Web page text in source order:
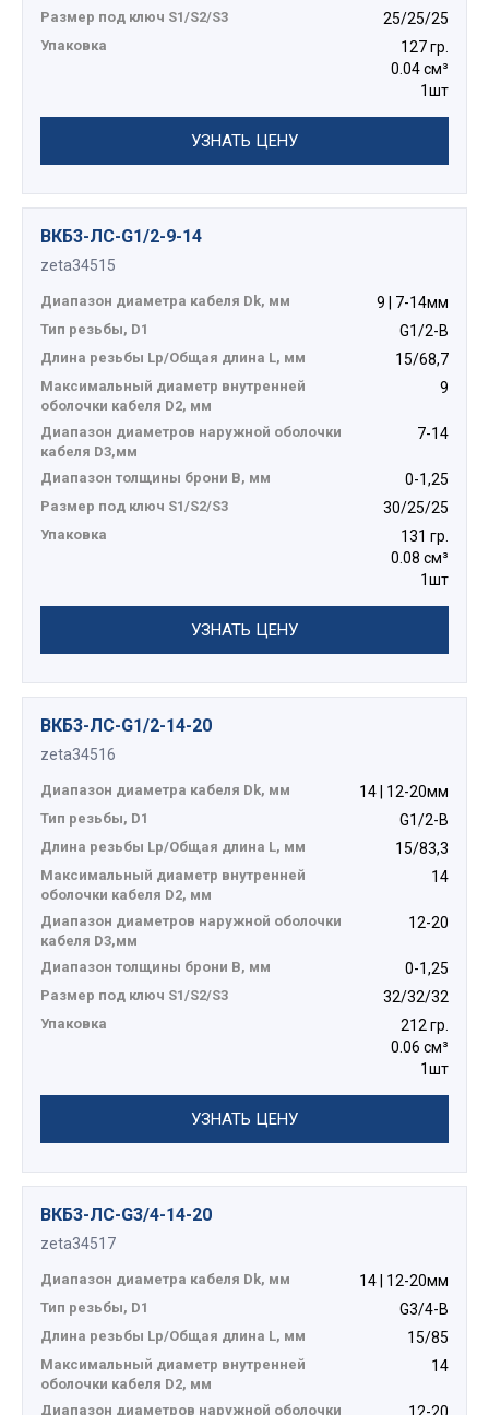
Размер под ключ S1/S2/S3 25/25/25
Упаковка
127 гр.
0.04 см³
1шт
УЗНАТЬ ЦЕНУ
ВКБ3-ЛС-G1/2-9-14
zeta34515
Диапазон диаметра кабеля Dk, мм 9 | 7-14мм
Тип резьбы, D1 G1/2-B
Длина резьбы Lp/Общая длина L, мм 15/68,7
Максимальный диаметр внутренней
оболочки кабеля D2, мм
9
Диапазон диаметров наружной оболочки
кабеля D3,мм
7-14
Диапазон толщины брони В, мм 0-1,25
Размер под ключ S1/S2/S3 30/25/25
Упаковка
131 гр.
0.08 см³
1шт
УЗНАТЬ ЦЕНУ
ВКБ3-ЛС-G1/2-14-20
zeta34516
Диапазон диаметра кабеля Dk, мм 14 | 12-20мм
Тип резьбы, D1 G1/2-B
Длина резьбы Lp/Общая длина L, мм 15/83,3
Максимальный диаметр внутренней
оболочки кабеля D2, мм
14
Диапазон диаметров наружной оболочки
кабеля D3,мм
12-20
Диапазон толщины брони В, мм 0-1,25
Размер под ключ S1/S2/S3 32/32/32
Упаковка
212 гр.
0.06 см³
1шт
УЗНАТЬ ЦЕНУ
ВКБ3-ЛС-G3/4-14-20
zeta34517
Диапазон диаметра кабеля Dk, мм 14 | 12-20мм
Тип резьбы, D1 G3/4-B
Длина резьбы Lp/Общая длина L, мм 15/85
Максимальный диаметр внутренней
оболочки кабеля D2, мм
14
Диапазон диаметров наружной оболочки
12-20